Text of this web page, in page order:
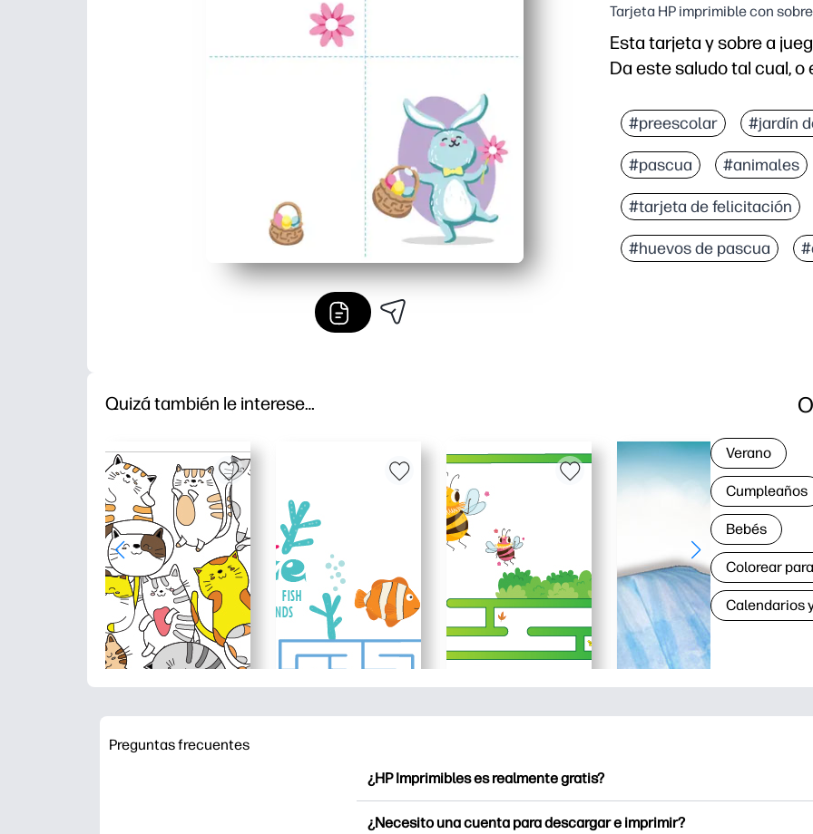
Tarjeta HP imprimible con
Esta tarjeta y sobre a
Da este saludo tal cual,
Puede imprimir, plegar
El sobre coordinado
Un área de título en
Las divertidas
#preescolar #jardín
#pascua #animales
#tarjeta de felicitación
#huevos de pascua
Quizá también le interese…
Verano
Cumpleaños
Bebés
Colorear
Calendarios
Preguntas frecuentes
¿HP Imprimibles es realmente gratis?
¿Necesito una cuenta para descargar e imprimir?